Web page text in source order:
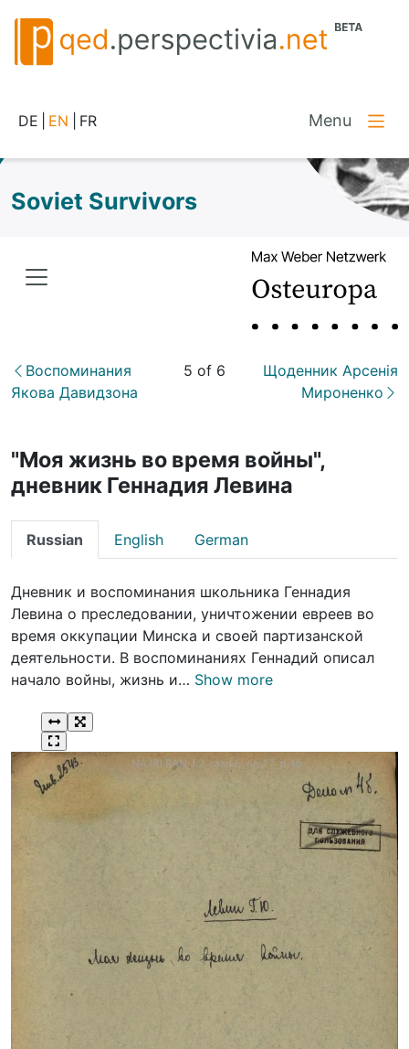
DE EN FR Menu
Soviet Survivors
Воспоминания
Якова Давидзона
5 of 6
Щоденник Арсенія
Мироненко
"Моя жизнь во время войны",
дневник Геннадия Левина
Russian English German
Дневник и воспоминания школьника Геннадия
Левина о преследовании, уничтожении евреев во
время оккупации Минска и своей партизанской
деятельности. В воспоминаниях Геннадий описал
начало войны, жизнь и… Show more